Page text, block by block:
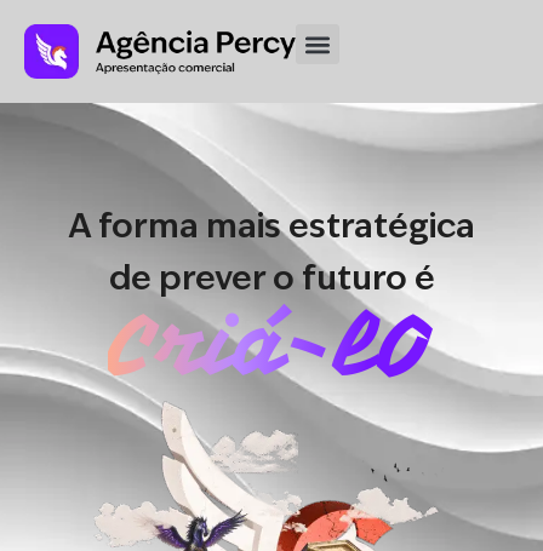
A forma mais estratégica
de prever o futuro é
Criá-lO